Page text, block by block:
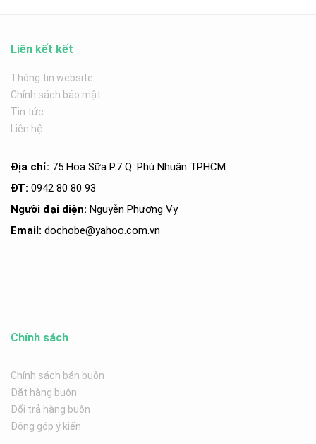
Liên kết kết
Thông tin website
Chính sách bảo mật
Tin tức
Liên hệ
Địa chỉ: 75 Hoa Sữa P.7 Q. Phú Nhuận TPHCM
ĐT: 0942 80 80 93
Người đại diện: Nguyễn Phương Vy
Email: dochobe@yahoo.com.vn
Chính sách
Chính sách bán buôn
Đặt hàng buôn
Đổi trả hàng buôn
Đóng góp ý kiến